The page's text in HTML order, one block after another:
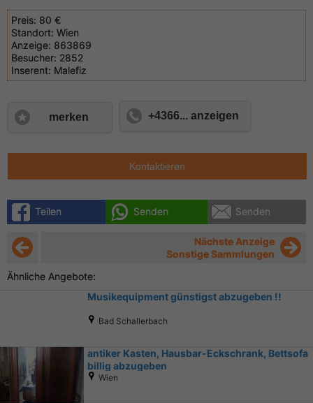
Preis: 80 €
Standort: Wien
Anzeige: 863869
Besucher: 2852
Inserent: Malefiz
merken +4366... anzeigen
Kontaktieren
Teilen Senden Senden
Nächste Anzeige
Sonstige Sammlungen
Ähnliche Angebote:
Musikequipment günstigst abzugeben !!
Bad Schallerbach
antiker Kasten, Hausbar-Eckschrank, Bettsofa
billig abzugeben
Wien